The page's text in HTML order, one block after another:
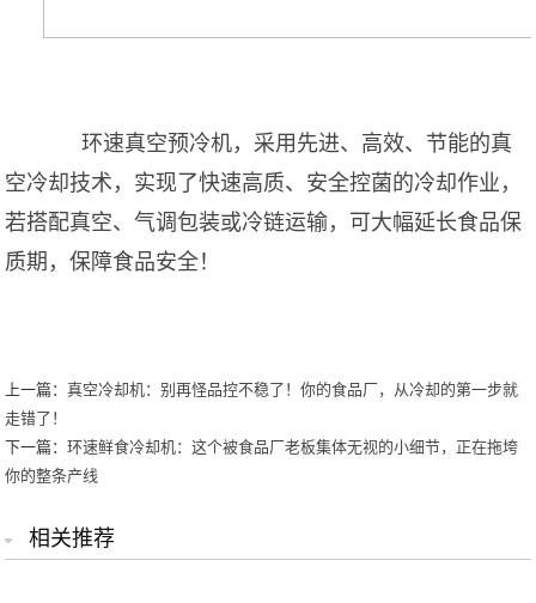
环速真空预冷机，采用先进、高效、节能的真
空冷却技术，实现了快速高质、安全控菌的冷却作业，
若搭配真空、气调包装或冷链运输，可大幅延长食品保
质期，保障食品安全！
上一篇：真空冷却机：别再怪品控不稳了！你的食品厂，从冷却的第一步就
走错了！
下一篇：环速鲜食冷却机：这个被食品厂老板集体无视的小细节，正在拖垮
你的整条产线
相关推荐